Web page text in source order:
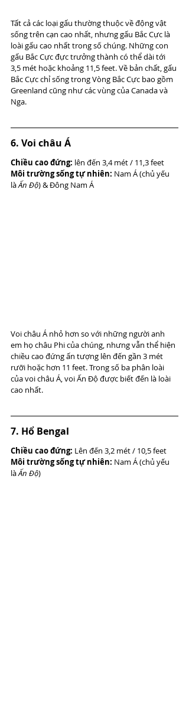
Tất cả các loại gấu thường thuộc về động vật
sống trên cạn cao nhất, nhưng gấu Bắc Cực là
loài gấu cao nhất trong số chúng. Những con
gấu Bắc Cực đực trưởng thành có thể dài tới
3,5 mét hoặc khoảng 11,5 feet. Về bản chất, gấu
Bắc Cực chỉ sống trong Vòng Bắc Cực bao gồm
Greenland cũng như các vùng của Canada và
Nga.
6. Voi châu Á
Chiều cao đứng: lên đến 3,4 mét / 11,3 feet
Môi trường sống tự nhiên: Nam Á (chủ yếu
là Ấn Độ) & Đông Nam Á
Voi châu Á nhỏ hơn so với những người anh
em họ châu Phi của chúng, nhưng vẫn thể hiện
chiều cao đứng ấn tượng lên đến gần 3 mét
rưỡi hoặc hơn 11 feet. Trong số ba phân loài
của voi châu Á, voi Ấn Độ được biết đến là loài
cao nhất.
7. Hổ Bengal
Chiều cao đứng: Lên đến 3,2 mét / 10,5 feet
Môi trường sống tự nhiên: Nam Á (chủ yếu
là Ấn Độ)